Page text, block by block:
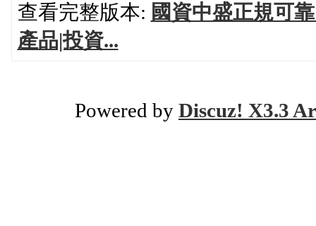
查看完整版本: 國資中盛正規可
產品|投資...
Powered by Discuz! X3.3